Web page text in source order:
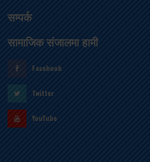
सम्पर्क
सामाजिक संजालमा हामी
Facebook
Twitter
YouTube